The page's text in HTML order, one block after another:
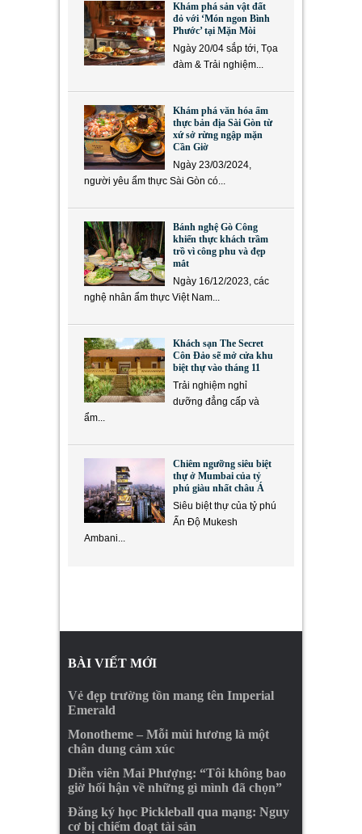
Khám phá sản vật đất
đỏ với ‘Món ngon Bình
Phước’ tại Mặn Mòi
Ngày 20/04 sắp tới, Tọa
đàm & Trải nghiệm...
Khám phá văn hóa ẩm
thực bản địa Sài Gòn từ
xứ sở rừng ngập mặn
Cần Giờ
Ngày 23/03/2024,
người yêu ẩm thực Sài Gòn có...
Bánh nghệ Gò Công
khiến thực khách trầm
trồ vì công phu và đẹp
mắt
Ngày 16/12/2023, các
nghệ nhân ẩm thực Việt Nam...
Khách sạn The Secret
Côn Đảo sẽ mở cửa khu
biệt thự vào tháng 11
Trải nghiệm nghỉ
dưỡng đẳng cấp và
ẩm...
Chiêm ngưỡng siêu biệt
thự ở Mumbai của tỷ
phú giàu nhất châu Á
Siêu biệt thự của tỷ phú
Ấn Độ Mukesh
Ambani...
BÀI VIẾT MỚI
Vẻ đẹp trường tồn mang tên Imperial
Emerald
Monotheme – Mỗi mùi hương là một
chân dung cảm xúc
Diễn viên Mai Phượng: “Tôi không bao
giờ hối hận về những gì mình đã chọn”
Đăng ký học Pickleball qua mạng: Nguy
cơ bị chiếm đoạt tài sản